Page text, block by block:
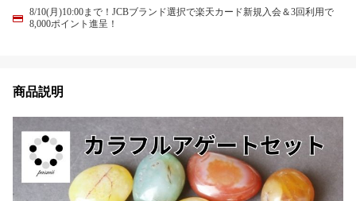
8/10(月)10:00まで！JCBブランド選択で楽天カード新規入会＆3回利用で
8,000ポイント進呈！
商品説明